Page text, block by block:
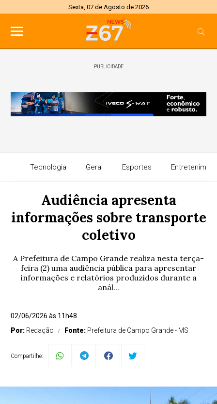
Sexta, 07 de Agosto de 2026
PUBLICIDADE
Tecnologia Geral Esportes
Audiência apresenta
informações sobre transporte
coletivo
A Prefeitura de Campo Grande realiza nesta terça-
feira (2) uma audiência pública para apresentar
informações e relatórios produzidos durante a
anál...
02/06/2026 às 11h48
Por: Redação Fonte: Prefeitura de Campo Grande - MS
Compartilhe: